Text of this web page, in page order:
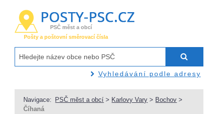
PSČ měst a obcí
Pošty a poštovní směrovací čísla
Vyhledávání podle adresy
Navigace: PSČ měst a obcí > Karlovy Vary > Bochov >
Číhaná